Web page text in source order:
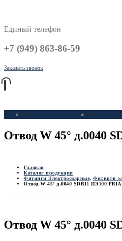
Единый телефон
+7 (949) 863-86-59
Заказать звонок
Отвод W 45° д.0040
Главная
Каталог продукции
Фитинги Электросварные, Фитинги
Отвод W 45° д.0040 SDR11 ПЭ100
Отвод W 45° д.0040